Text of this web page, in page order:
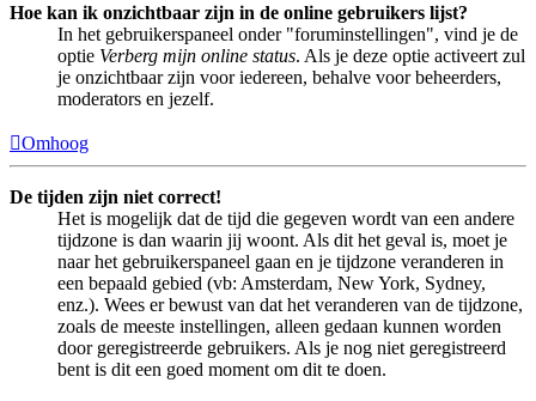
Hoe kan ik onzichtbaar zijn in de online gebruikers lijst?
In het gebruikerspaneel onder "foruminstellingen", vind je de
optie Verberg mijn online status. Als je deze optie activeert zul
je onzichtbaar zijn voor iedereen, behalve voor beheerders,
moderators en jezelf.
Omhoog
De tijden zijn niet correct!
Het is mogelijk dat de tijd die gegeven wordt van een andere
tijdzone is dan waarin jij woont. Als dit het geval is, moet je
naar het gebruikerspaneel gaan en je tijdzone veranderen in
een bepaald gebied (vb: Amsterdam, New York, Sydney,
enz.). Wees er bewust van dat het veranderen van de tijdzone,
zoals de meeste instellingen, alleen gedaan kunnen worden
door geregistreerde gebruikers. Als je nog niet geregistreerd
bent is dit een goed moment om dit te doen.